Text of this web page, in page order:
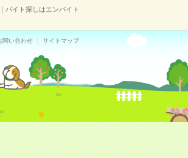
バイト探しはエンバイト
問い合わせ サイトマップ